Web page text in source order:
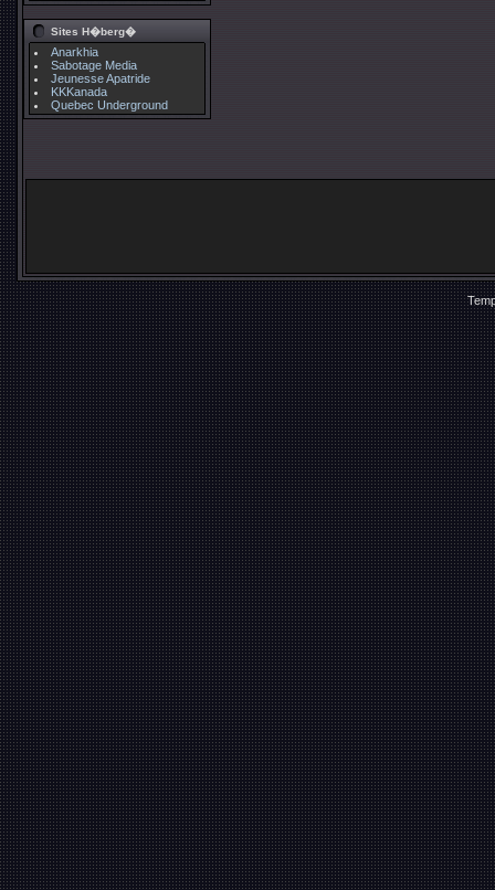
Sites H�berg�
Anarkhia
Sabotage Media
Jeunesse Apatride
KKKanada
Quebec Underground